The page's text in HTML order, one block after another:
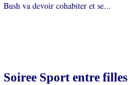
Bush va devoir cohabiter et se...
Soiree Sport entre filles